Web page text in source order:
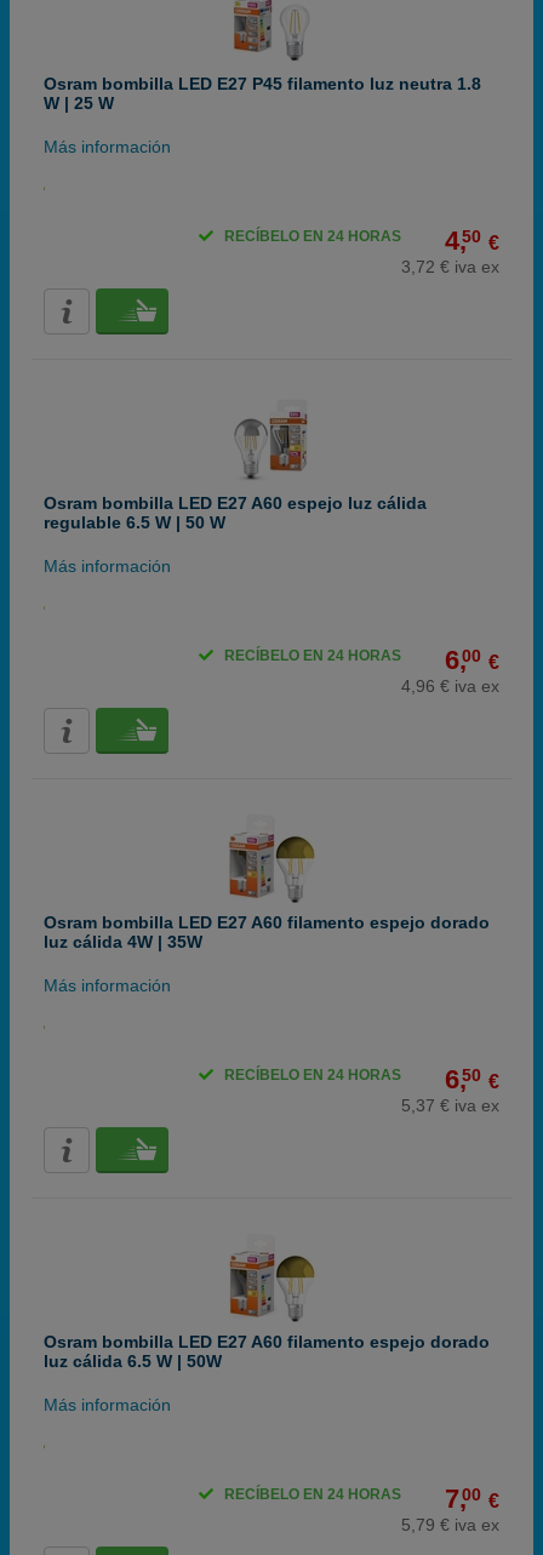
Osram bombilla LED E27 P45 filamento luz neutra 1.8
W | 25 W
Más información
4,50 €
3,72 € iva ex
RECÍBELO EN 24 HORAS
Osram bombilla LED E27 A60 espejo luz cálida
regulable 6.5 W | 50 W
Más información
6,00 €
4,96 € iva ex
RECÍBELO EN 24 HORAS
Osram bombilla LED E27 A60 filamento espejo dorado
luz cálida 4W | 35W
Más información
6,50 €
5,37 € iva ex
RECÍBELO EN 24 HORAS
Osram bombilla LED E27 A60 filamento espejo dorado
luz cálida 6.5 W | 50W
Más información
7,00 €
5,79 € iva ex
RECÍBELO EN 24 HORAS